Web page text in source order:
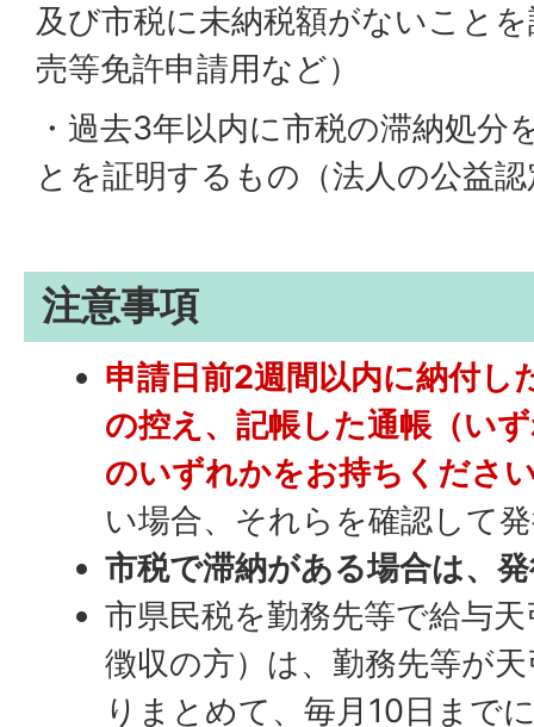
及び市税に未納税額がないこと
売等免許申請用など）
・過去3年以内に市税の滞納処分
とを証明するもの（法人の公益
注意事項
申請日前2週間以内に納付し
の控え、記帳した通帳（い
のいずれかをお持ちくださ
い場合、それらを確認して
市税で滞納がある場合は、
市県民税を勤務先等で給与
徴収の方）は、勤務先等が
りまとめて、毎月10日まで